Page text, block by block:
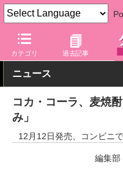
カテゴリ 過去記事
グルメ Watch メーカー
ニュース
コカ・コーラ、麦焼
み」
12月12日発売、コンビニ
編集部